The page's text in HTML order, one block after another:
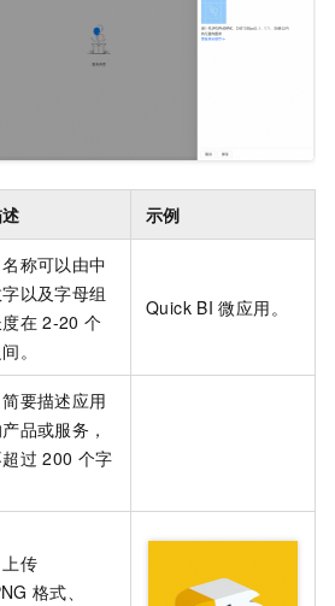
示例
称可以由中
以及字母组
在 2-20 个
。
Quick BI 微应用。
要描述应用
品或服务，
过 200 个字
传
格式、